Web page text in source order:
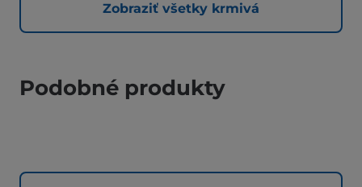
Zobraziť všetky krmivá
Podobné produkty